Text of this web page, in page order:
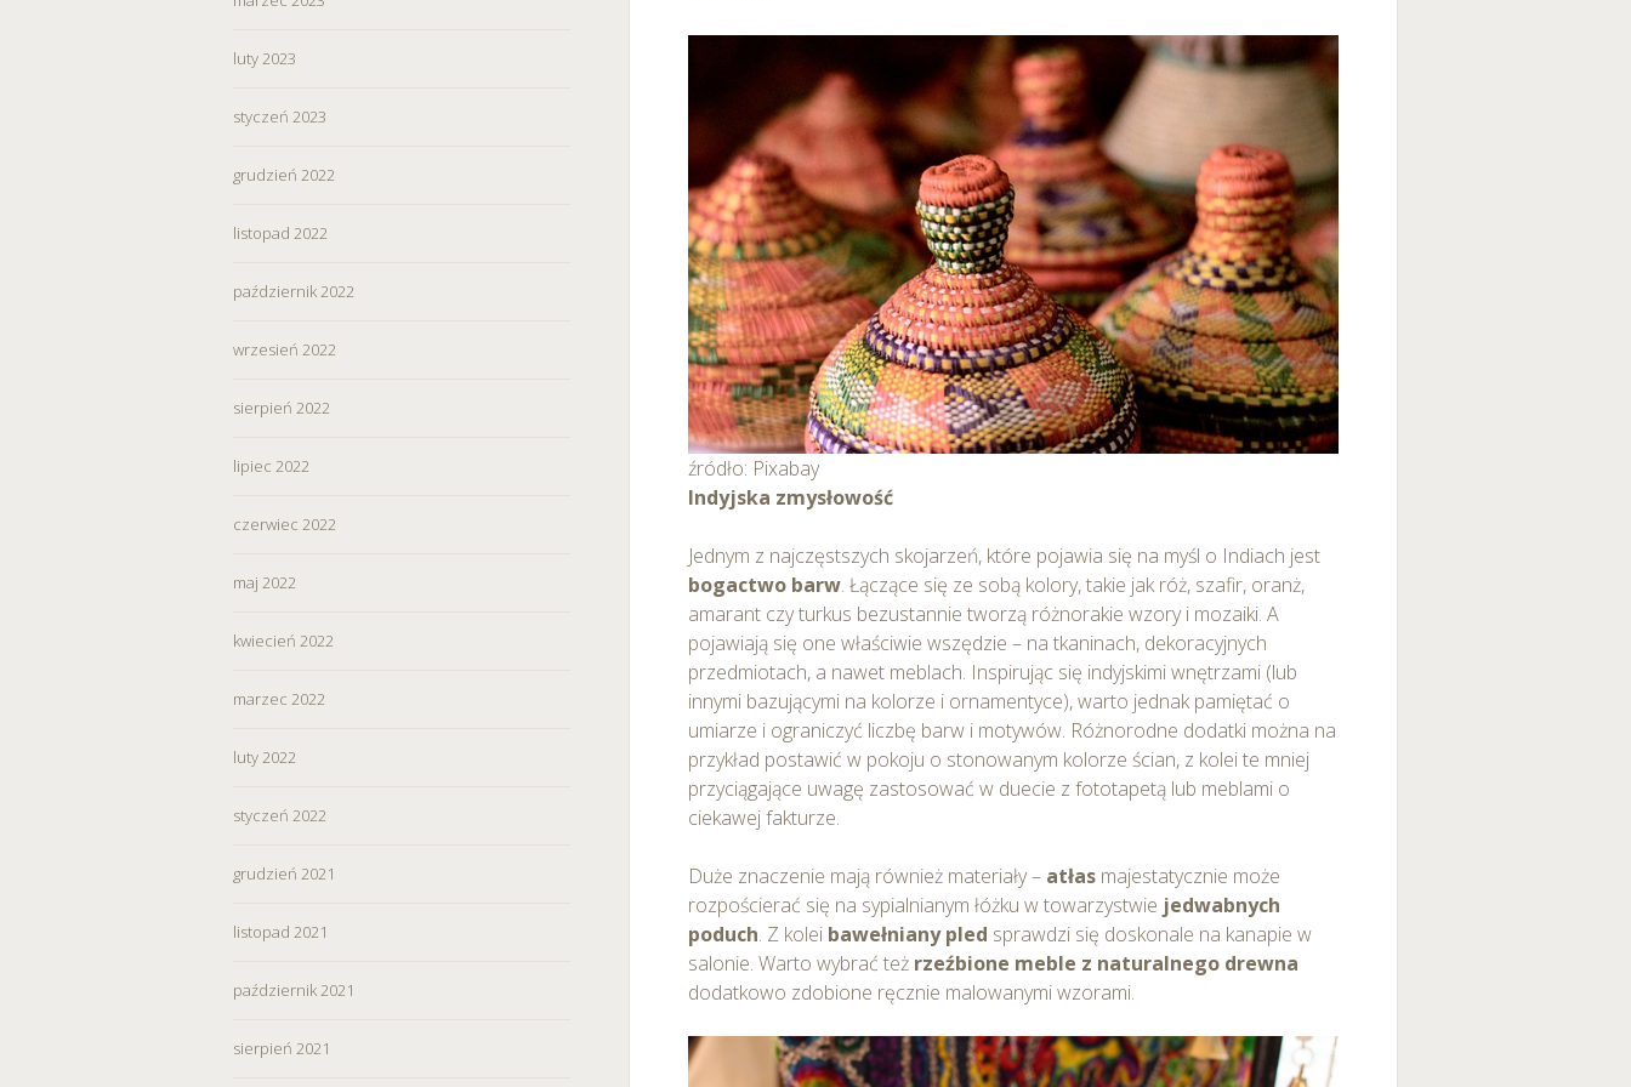
Polityki prywatności – pliki cookie.
Możesz również dostosować wybory dotyczące plików cookie i udzielić zgody na wykorzystywanie plików cookie
w Serwisie tylko w wybranych przez Ciebie celach poprzez wybranie opcji „Dostosuj wybory”.
luty 2023
styczeń 2023
grudzień 2022
listopad 2022
październik 2022
wrzesień 2022
sierpień 2022
lipiec 2022
czerwiec 2022
maj 2022
kwiecień 2022
marzec 2022
luty 2022
styczeń 2022
grudzień 2021
listopad 2021
październik 2021
sierpień 2021
źródło: Pixabay
Indyjska zmysłowość
Jednym z najczęstszych skojarzeń, które pojawia się na myśl o Indiach jest
bogactwo barw. Łączące się ze sobą kolory, takie jak róż, szafir, oranż,
amarant czy turkus bezustannie tworzą różnorakie wzory i mozaiki. A
pojawiają się one właściwie wszędzie – na tkaninach, dekoracyjnych
przedmiotach, a nawet meblach. Inspirując się indyjskimi wnętrzami (lub
innymi bazującymi na kolorze i ornamentyce), warto jednak pamiętać o
umiarze i ograniczyć liczbę barw i motywów. Różnorodne dodatki można na
przykład postawić w pokoju o stonowanym kolorze ścian, z kolei te mniej
przyciągające uwagę zastosować w duecie z fototapetą lub meblami o
ciekawej fakturze.
Duże znaczenie mają również materiały – atłas majestatycznie może
rozpościerać się na sypialnianym łóżku w towarzystwie jedwabnych
poduch. Z kolei bawełniany pled sprawdzi się doskonale na kanapie w
salonie. Warto wybrać też rzeźbione meble z naturalnego drewna
dodatkowo zdobione ręcznie malowanymi wzorami.